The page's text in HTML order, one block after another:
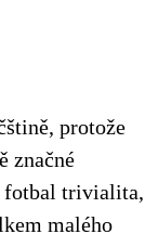
protože
značné
fotbal trivialita,
malého